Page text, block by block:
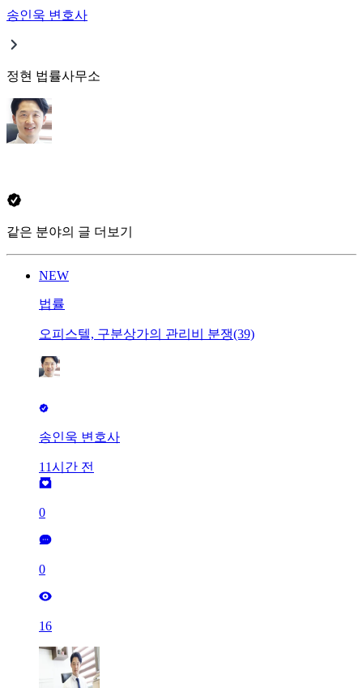
송인욱 변호사
정현 법률사무소
같은 분야의 글 더보기
NEW
법률
오피스텔, 구분상가의 관리비 분쟁(39)
송인욱 변호사
11시간 전
0
0
16